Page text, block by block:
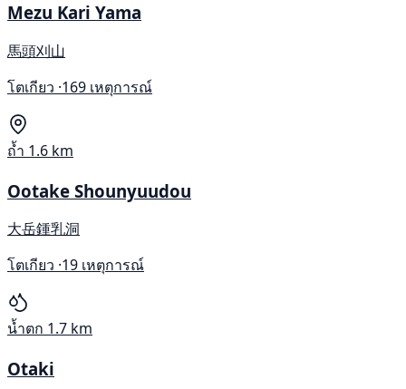
Mezu Kari Yama
馬頭刈山
โตเกียว ·169 เหตุการณ์
ถ้ำ 1.6 km
Ootake Shounyuudou
大岳鍾乳洞
โตเกียว ·19 เหตุการณ์
น้ำตก 1.7 km
Otaki